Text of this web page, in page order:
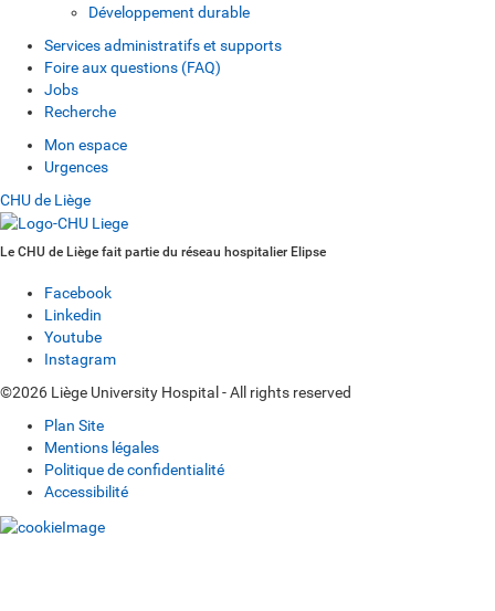
Développement durable
Services administratifs et supports
Foire aux questions (FAQ)
Jobs
Recherche
Mon espace
Urgences
CHU de Liège
Le CHU de Liège fait partie du réseau hospitalier Elipse
Facebook
Linkedin
Youtube
Instagram
©2026 Liège University Hospital - All rights reserved
Plan Site
Mentions légales
Politique de confidentialité
Accessibilité